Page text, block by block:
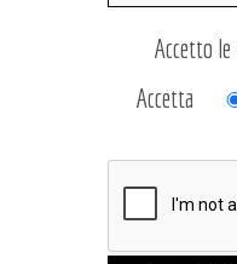
Accetto
Accetta